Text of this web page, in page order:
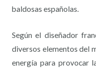
baldosas españolas.
Según el diseñador
diversos elementos del
energía para provocar